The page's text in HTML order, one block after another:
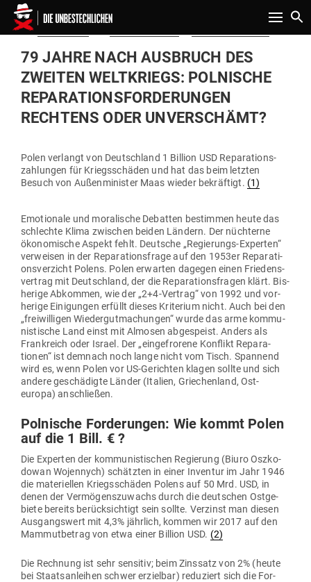
Toggle
Am
79 JAHRE NACH AUS­BRUCH DES
ZWEITEN WELT­KRIEGS: POL­NISCHE
REPA­RA­TI­ONS­FOR­DE­RUNGEN
RECHTENS ODER UNVERSCHÄMT?
Polen ver­langt von Deutschland 1 Billion USD Repa­ra­ti­ons­
zah­lungen für Kriegs­schäden und hat das beim letzten
Besuch von Außen­mi­nister Maas wieder bekräftigt. (1)
Emo­tionale und mora­lische Debatten bestimmen heute das
schlechte Klima zwi­schen beiden Ländern. Der nüch­terne
öko­no­mische Aspekt fehlt. Deutsche „Regie­rungs-Experten“
ver­weisen in der Repa­ra­ti­ons­frage auf den 1953er Repa­ra­ti­
ons­ver­zicht Polens. Polen erwarten dagegen einen Frie­dens­
vertrag mit Deutschland, der die Repa­ra­ti­ons­fragen klärt. Bis­
herige Abkommen, wie der „2+4‑Vertrag“ von 1992 und vor­
herige Eini­gungen erfüllt dieses Kri­terium nicht. Auch bei den
„frei­wil­ligen Wie­der­gut­ma­chungen“ wurde das arme kom­mu­
nis­tische Land einst mit Almosen abge­speist. Anders als
Frank­reich oder Israel. Der „ein­ge­frorene Kon­flikt Repa­ra­
tionen“ ist demnach noch lange nicht vom Tisch. Spannend
wird es, wenn Polen vor US-Gerichten klagen sollte und sich
andere geschä­digte Länder (Italien, Grie­chenland, Ost­
europa) anschließen.
Pol­nische For­de­rungen: Wie kommt Polen
auf die 1 Bill. € ?
Die Experten der kom­mu­nis­ti­schen Regierung (Biuro Osz­ko­
dowan Wojennych) schätzten in einer Inventur im Jahr 1946
die mate­ri­ellen Kriegs­schäden Polens auf 50 Mrd. USD, in
denen der Ver­mö­gens­zu­wachs durch die deut­schen Ost­ge­
biete bereits berück­sichtigt sein sollte. Ver­zinst man diesen
Aus­gangswert mit 4,3% jährlich, kommen wir 2017 auf den
Mam­mut­betrag von etwa einer Billion USD. (2)
Die Rechnung ist sehr sen­sitiv; beim Zinssatz von 2% (heute
bei Staats­an­leihen schwer erzielbar) redu­ziert sich die For­